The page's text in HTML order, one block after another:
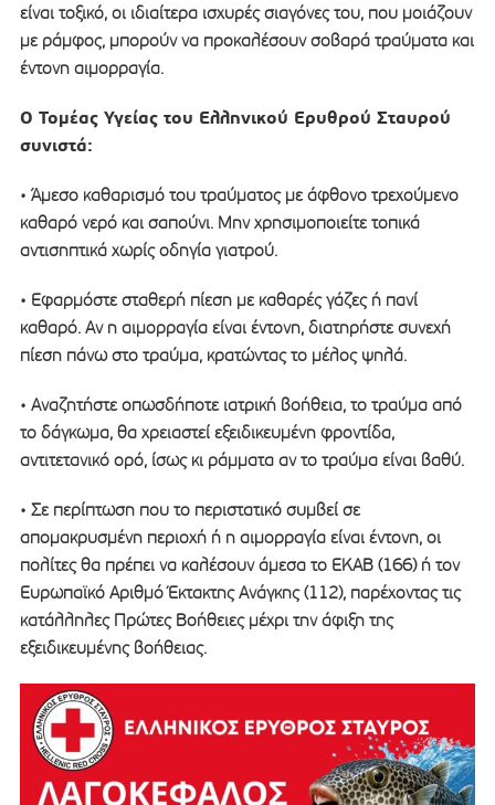
είναι τοξικό, οι ιδιαίτερα ισχυρές σιαγόνες του, που μοιάζουν
με ράμφος, μπορούν να προκαλέσουν σοβαρά τραύματα και
έντονη αιμορραγία.
Ο Τομέας Υγείας του Ελληνικού Ερυθρού Σταυρού
συνιστά:
• Άμεσο καθαρισμό του τραύματος με άφθονο τρεχούμενο
καθαρό νερό και σαπούνι. Μην χρησιμοποιείτε τοπικά
αντισηπτικά χωρίς οδηγία γιατρού.
• Εφαρμόστε σταθερή πίεση με καθαρές γάζες ή πανί
καθαρό. Αν η αιμορραγία είναι έντονη, διατηρήστε συνεχή
πίεση πάνω στο τραύμα, κρατώντας το μέλος ψηλά.
• Αναζητήστε οπωσδήποτε ιατρική βοήθεια, το τραύμα από
το δάγκωμα, θα χρειαστεί εξειδικευμένη φροντίδα,
αντιτετανικό ορό, ίσως κι ράμματα αν το τραύμα είναι βαθύ.
• Σε περίπτωση που το περιστατικό συμβεί σε
απομακρυσμένη περιοχή ή η αιμορραγία είναι έντονη, οι
πολίτες θα πρέπει να καλέσουν άμεσα το ΕΚΑΒ (166) ή τον
Ευρωπαϊκό Αριθμό Έκτακτης Ανάγκης (112), παρέχοντας τις
κατάλληλες Πρώτες Βοήθειες μέχρι την άφιξη της
εξειδικευμένης βοήθειας.